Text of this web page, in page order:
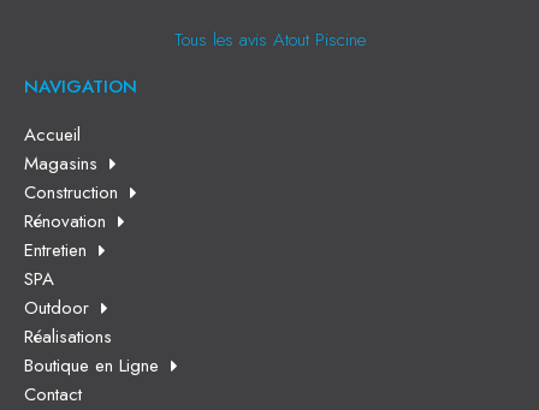
Tous les avis Atout Piscine
NAVIGATION
Accueil
Magasins
Construction
Rénovation
Entretien
SPA
Outdoor
Réalisations
Boutique en Ligne
Contact